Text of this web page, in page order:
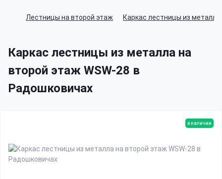
Лестницы на второй этаж Каркас лестницы из металла
Каркас лестницы из металла на
второй этаж WSW-28 в
Радошковичах
в наличии